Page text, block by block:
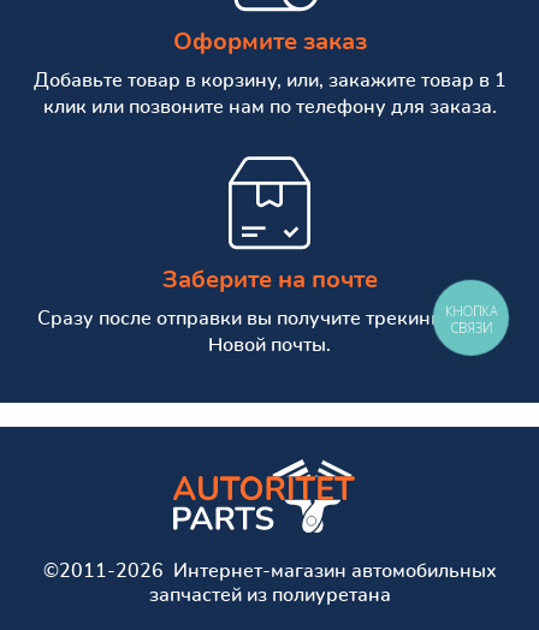
Оформите заказ
Добавьте товар в корзину, или, закажите товар в 1
клик или позвоните нам по телефону для заказа.
Заберите на почте
Сразу после отправки вы получите трекинг номер
Новой почты.
©2011-2026 Интернет-магазин автомобильных
запчастей из полиуретана
КНОПКА
СВЯЗИ